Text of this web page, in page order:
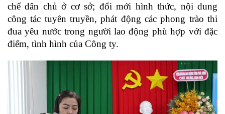
chế dân chủ ở cơ sở; đổi mới hình thức, nội dung
công tác tuyên truyền, phát động các phong trào thi
đua yêu nước trong người lao động phù hợp với đặc
điểm, tình hình của Công ty.